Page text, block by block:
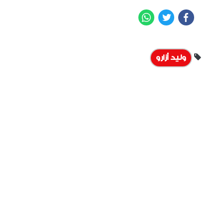
Facebook
Twitter
وليد أزارو